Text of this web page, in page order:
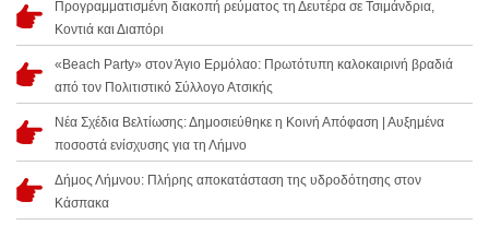
Προγραμματισμένη διακοπή ρεύματος τη Δευτέρα σε Τσιμάνδρια,
Κοντιά και Διαπόρι
«Beach Party» στον Άγιο Ερμόλαο: Πρωτότυπη καλοκαιρινή βραδιά
από τον Πολιτιστικό Σύλλογο Ατσικής
Νέα Σχέδια Βελτίωσης: Δημοσιεύθηκε η Κοινή Απόφαση | Αυξημένα
ποσοστά ενίσχυσης για τη Λήμνο
Δήμος Λήμνου: Πλήρης αποκατάσταση της υδροδότησης στον
Κάσπακα